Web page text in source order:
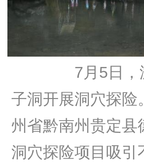
7月5日，
子洞开展洞穴探险
州省黔南州贵定县
洞穴探险项目吸引